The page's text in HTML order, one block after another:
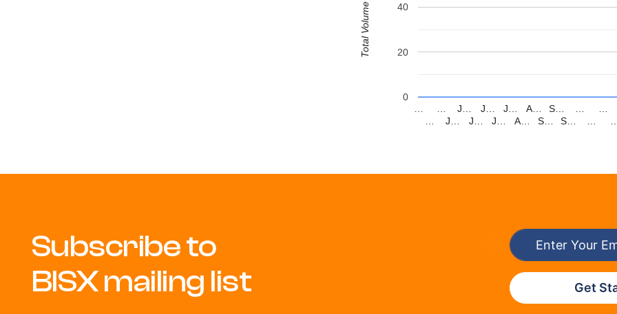
J…
J…
J…
J…
J…
J…
A…
A…
S…
S…
S…
0
20
40
Total Volume
Subscribe to
BISX mailing list
Get